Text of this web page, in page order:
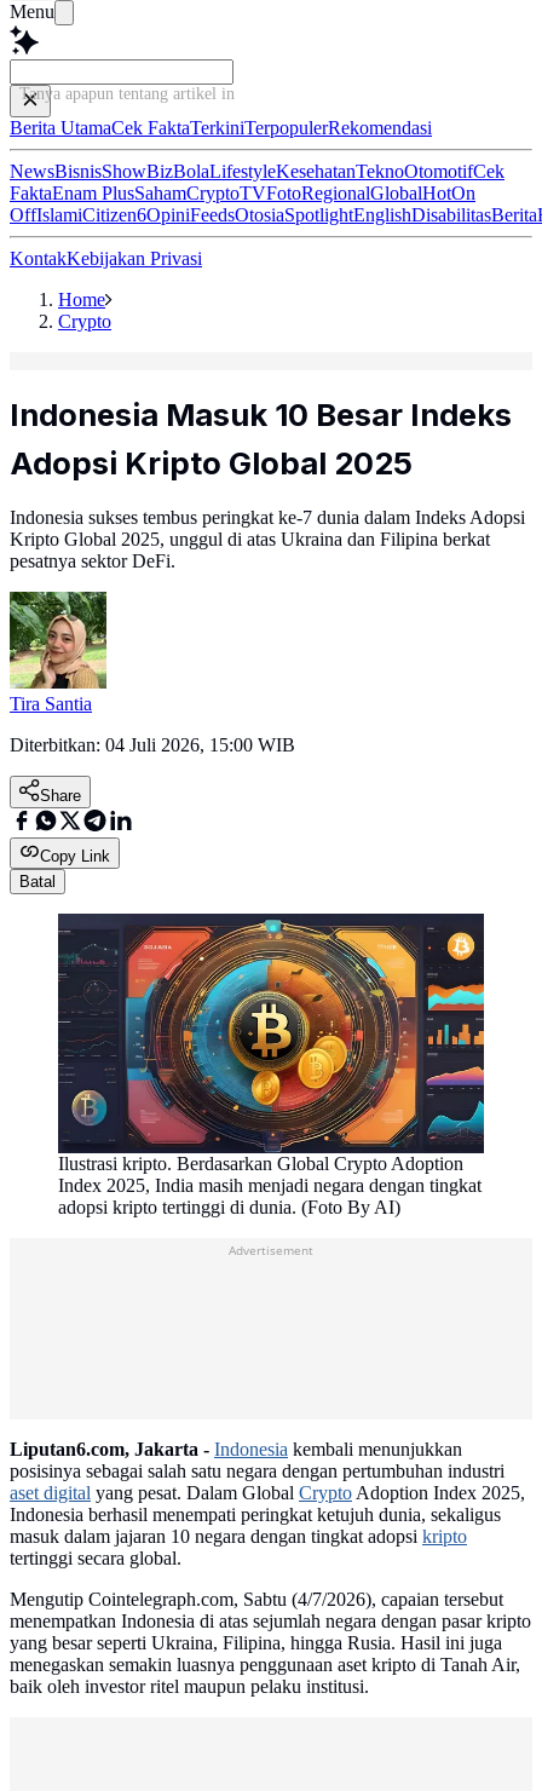
Menu
Tanya apapun tentang artikel ini...
Berita UtamaCek FaktaTerkiniTerpopulerRekomendasi
NewsBisnisShowBizBolaLifestyleKesehatanTeknoOtomotifCek
FaktaEnam PlusSahamCryptoTVFotoRegionalGlobalHotOn
OffIslamiCitizen6OpiniFeedsOtosiaSpotlightEnglishDisabilitasBerita
KontakKebijakan Privasi
Home
Crypto
Indonesia Masuk 10 Besar Indeks
Adopsi Kripto Global 2025
Indonesia sukses tembus peringkat ke-7 dunia dalam Indeks Adopsi
Kripto Global 2025, unggul di atas Ukraina dan Filipina berkat
pesatnya sektor DeFi.
Tira Santia
Diterbitkan: 04 Juli 2026, 15:00 WIB
Share
Copy Link
Batal
Ilustrasi kripto. Berdasarkan Global Crypto Adoption
Index 2025, India masih menjadi negara dengan tingkat
adopsi kripto tertinggi di dunia. (Foto By AI)
Advertisement
Liputan6.com, Jakarta - Indonesia kembali menunjukkan
posisinya sebagai salah satu negara dengan pertumbuhan industri
aset digital yang pesat. Dalam Global CryptoAdoption Index 2025,
Indonesia berhasil menempati peringkat ketujuh dunia, sekaligus
masuk dalam jajaran 10 negara dengan tingkat adopsi kripto
tertinggi secara global.
Mengutip Cointelegraph.com, Sabtu (4/7/2026), capaian tersebut
menempatkan Indonesia di atas sejumlah negara dengan pasar kripto
yang besar seperti Ukraina, Filipina, hingga Rusia. Hasil ini juga
menegaskan semakin luasnya penggunaan aset kripto di Tanah Air,
baik oleh investor ritel maupun pelaku institusi.